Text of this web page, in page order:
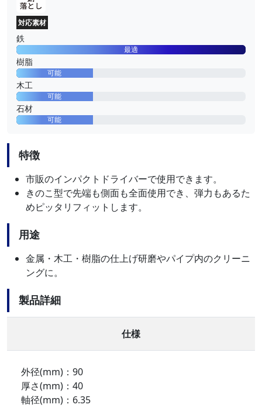
対応素材
鉄
最適
樹脂
可能
木工
可能
石材
可能
特徴
市販のインパクトドライバーで使用できます。
きのこ型で先端も側面も全面使用でき、弾力もあるた
めピッタリフィットします。
用途
金属・木工・樹脂の仕上げ研磨やパイプ内のクリーニ
ングに。
製品詳細
仕様
外径(mm)：90
厚さ(mm)：40
軸径(mm)：6.35